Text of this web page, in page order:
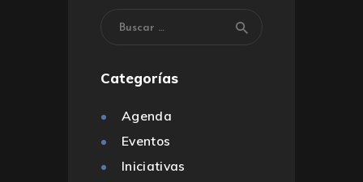
Categorías
Agenda
Eventos
Iniciativas